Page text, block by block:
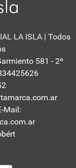
LA ISLA | Todos
581 - 2º
Mail: